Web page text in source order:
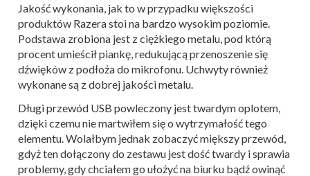
Jakość wykonania, jak to w przypadku większości
produktów Razera stoi na bardzo wysokim poziomie.
Podstawa zrobiona jest z ciężkiego metalu, pod którą
procent umieścił piankę, redukującą przenoszenie się
dźwięków z podłoża do mikrofonu. Uchwyty również
wykonane są z dobrej jakości metalu.
Długi przewód USB powleczony jest twardym oplotem,
dzięki czemu nie martwiłem się o wytrzymałość tego
elementu. Wolałbym jednak zobaczyć miększy przewód,
gdyż ten dołączony do zestawu jest dość twardy i sprawia
problemy, gdy chciałem go ułożyć na biurku bądź owinąć